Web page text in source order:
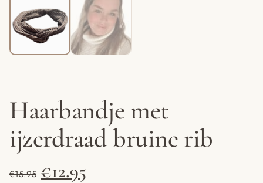
Haarbandje met
ijzerdraad bruine rib
€15.95 Oorspronkelijke
€12.95